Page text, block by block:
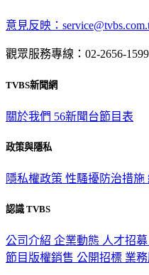
意見反映：
觀眾服務專線：02-2656-1599
TVBS新聞網
關於我們 56新聞台節目表
政策與隱私
隱私權政策 性騷擾防治措施
認識 TVBS
公司介紹 企業動態 人才招募
節目版權銷售 公開招標 業